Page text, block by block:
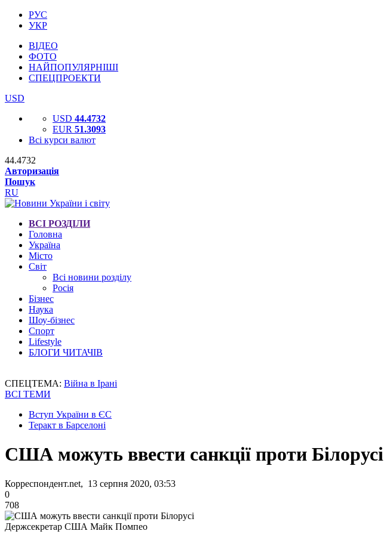
РУС
УКР
ВІДЕО
ФОТО
НАЙПОПУЛЯРНІШІ
СПЕЦПРОЕКТИ
USD
USD 44.4732
EUR 51.3093
Всі курси валют
44.4732
Авторизація
Пошук
RU
ВСІ РОЗДІЛИ
Головна
Україна
Місто
Світ
Всі новини розділу
Росія
Бізнес
Наука
Шоу-бізнес
Спорт
Lifestyle
БЛОГИ ЧИТАЧІВ
СПЕЦТЕМА: Війна в Ірані
ВСІ ТЕМИ
Вступ України в ЄС
Теракт в Барселоні
США можуть ввести санкції проти Білорусі
Корреспондент.net, 13 серпня 2020, 03:53
0
708
Держсекретар США Майк Помпео